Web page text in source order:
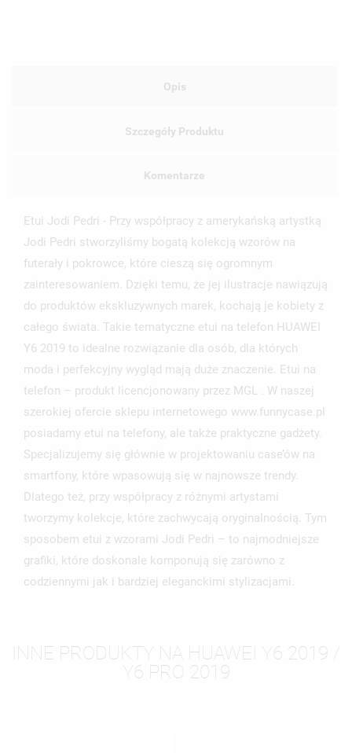
Opis
Szczegóły Produktu
Komentarze
Etui Jodi Pedri - Przy współpracy z amerykańską artystką
Jodi Pedri stworzyliśmy bogatą kolekcją wzorów na
futerały i pokrowce, które cieszą się ogromnym
zainteresowaniem. Dzięki temu, że jej ilustracje nawiązują
do produktów ekskluzywnych marek, kochają je kobiety z
całego świata. Takie tematyczne etui na telefon HUAWEI
Y6 2019 to idealne rozwiązanie dla osób, dla których
moda i perfekcyjny wygląd mają duże znaczenie. Etui na
telefon – produkt licencjonowany przez MGL . W naszej
szerokiej ofercie sklepu internetowego www.funnycase.pl
posiadamy etui na telefony, ale także praktyczne gadżety.
Specjalizujemy się głównie w projektowaniu case’ów na
smartfony, które wpasowują się w najnowsze trendy.
Dlatego też, przy współpracy z różnymi artystami
tworzymy kolekcje, które zachwycają oryginalnością. Tym
sposobem etui z wzorami Jodi Pedri – to najmodniejsze
grafiki, które doskonale komponują się zarówno z
codziennymi jak i bardziej eleganckimi stylizacjami.
INNE PRODUKTY NA HUAWEI Y6 2019 /
Y6 PRO 2019
MOJE LISTY ŻYCZEŃ
add_circle_outline UTWÓRZ NOWĄ LISTĘ
UTWÓRZ LISTĘ ŻYCZEŃ
NAZWA LISTY ŻYCZEŃ
ANULUJ UTWÓRZ LISTĘ ŻYCZEŃ
ZALOGUJ SIĘ
MUSISZ BYĆ ZALOGOWANY BY ZAPISAĆ PRODUKTY NA
SWOJEJ LIŚCIE ŻYCZEŃ.
ANULUJ ZALOGUJ SIĘ